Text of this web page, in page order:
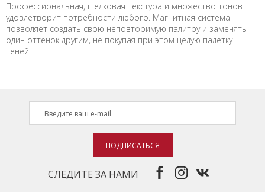
Профессиональная, шелковая текстура и множество тонов
удовлетворит потребности любого. Магнитная система
позволяет создать свою неповторимую палитру и заменять
один оттенок другим, не покупая при этом целую палетку
теней.
СЛЕДИТЕ ЗА НАМИ
ПОДПИСАТЬСЯ